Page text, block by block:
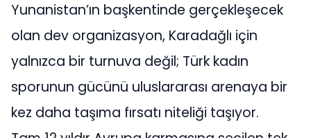
Yunanistan’ın başkentinde gerçekleşecek
olan dev organizasyon, Karadağlı için
yalnızca bir turnuva değil; Türk kadın
sporunun gücünü uluslararası arenaya bir
kez daha taşıma fırsatı niteliği taşıyor.